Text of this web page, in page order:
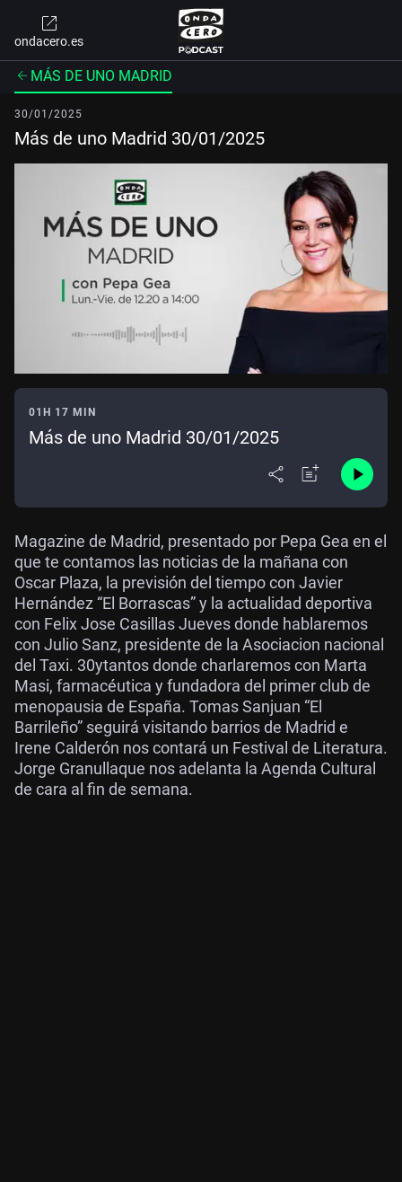
ondacero.es
MÁS DE UNO MADRID
30/01/2025
Más de uno Madrid 30/01/2025
01H 17 MIN
Más de uno Madrid 30/01/2025
Magazine de Madrid, presentado por Pepa Gea en el
que te contamos las noticias de la mañana con
Oscar Plaza, la previsión del tiempo con Javier
Hernández “El Borrascas” y la actualidad deportiva
con Felix Jose Casillas Jueves donde hablaremos
con Julio Sanz, presidente de la Asociacion nacional
del Taxi. 30ytantos donde charlaremos con Marta
Masi, farmacéutica y fundadora del primer club de
menopausia de España. Tomas Sanjuan “El
Barrileño” seguirá visitando barrios de Madrid e
Irene Calderón nos contará un Festival de Literatura.
Jorge Granullaque nos adelanta la Agenda Cultural
de cara al fin de semana.